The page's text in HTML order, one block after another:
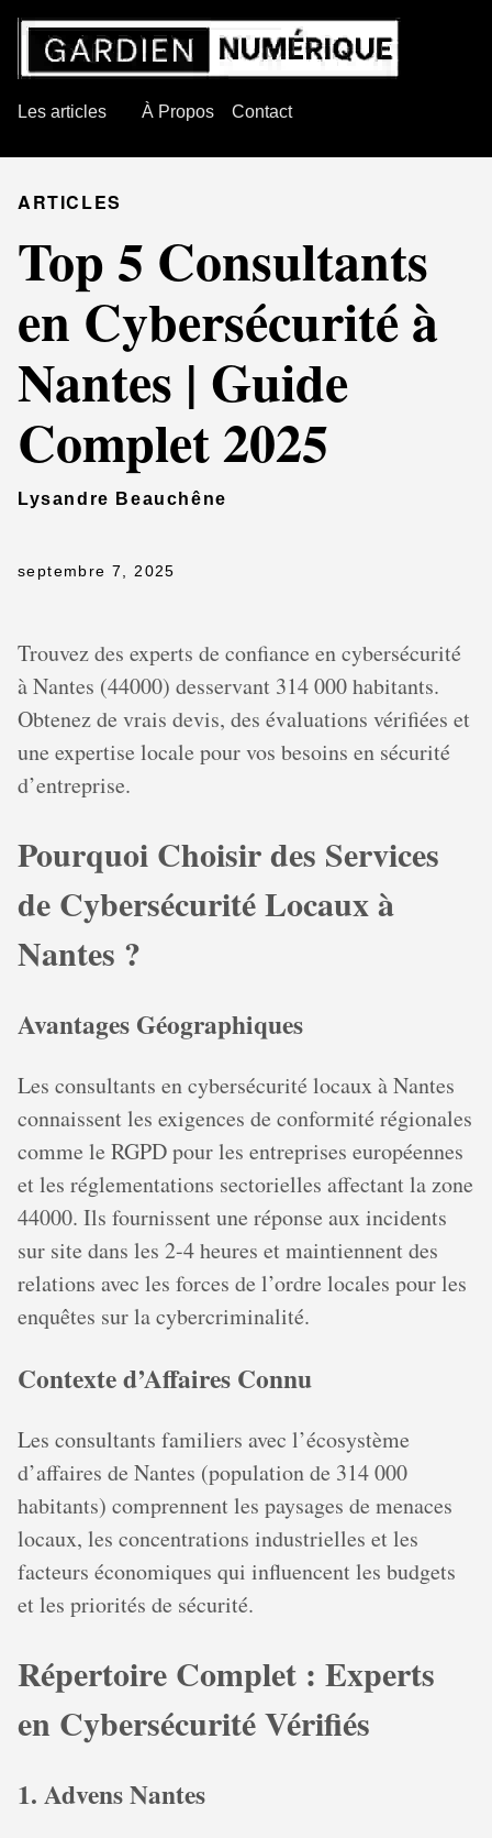
Les articles À Propos Contact
ARTICLES
Top 5 Consultants
en Cybersécurité à
Nantes | Guide
Complet 2025
Lysandre Beauchêne
septembre 7, 2025
Trouvez des experts de confiance en cybersécurité
à Nantes (44000) desservant 314 000 habitants.
Obtenez de vrais devis, des évaluations vérifiées et
une expertise locale pour vos besoins en sécurité
d’entreprise.
Pourquoi Choisir des Services
de Cybersécurité Locaux à
Nantes ?
Avantages Géographiques
Les consultants en cybersécurité locaux à Nantes
connaissent les exigences de conformité régionales
comme le RGPD pour les entreprises européennes
et les réglementations sectorielles affectant la zone
44000. Ils fournissent une réponse aux incidents
sur site dans les 2-4 heures et maintiennent des
relations avec les forces de l’ordre locales pour les
enquêtes sur la cybercriminalité.
Contexte d’Affaires Connu
Les consultants familiers avec l’écosystème
d’affaires de Nantes (population de 314 000
habitants) comprennent les paysages de menaces
locaux, les concentrations industrielles et les
facteurs économiques qui influencent les budgets
et les priorités de sécurité.
Répertoire Complet : Experts
en Cybersécurité Vérifiés
1. Advens Nantes